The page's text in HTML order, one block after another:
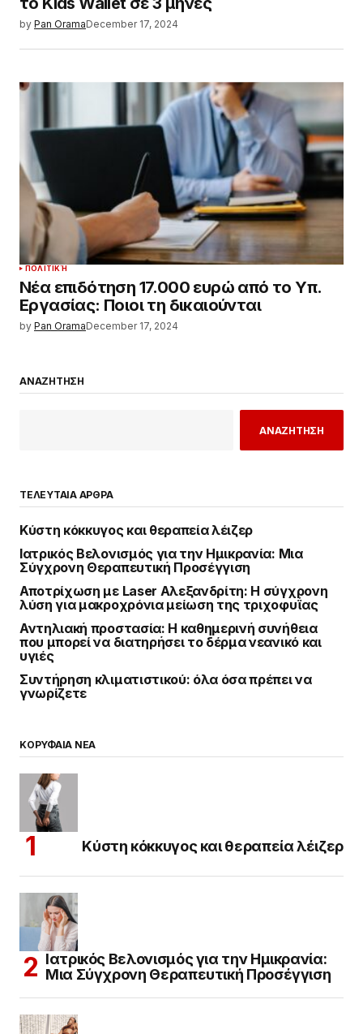
by Pan OramaDecember 17, 2024
ΠΟΛΙΤΙΚΉ
Νέα επιδότηση 17.000 ευρώ από το Υπ.
Εργασίας: Ποιοι τη δικαιούνται
by Pan OramaDecember 17, 2024
ΑΝΑΖΗΤΗΣΗ
ΑΝΑΖΗΤΗΣΗ
ΤΕΛΕΥΤΑΙΑ ΑΡΘΡΑ
Κύστη κόκκυγος και θεραπεία λέιζερ
Ιατρικός Βελονισμός για την Ημικρανία: Μια
Σύγχρονη Θεραπευτική Προσέγγιση
Αποτρίχωση με Laser Αλεξανδρίτη: Η σύγχρονη
λύση για μακροχρόνια μείωση της τριχοφυΐας
Αντηλιακή προστασία: Η καθημερινή συνήθεια
που μπορεί να διατηρήσει το δέρμα νεανικό και
υγιές
Συντήρηση κλιματιστικού: όλα όσα πρέπει να
γνωρίζετε
ΚΟΡΥΦΑΙΑ ΝΕΑ
Κύστη κόκκυγος και θεραπεία λέιζερ
Ιατρικός Βελονισμός για την Ημικρανία:
Μια Σύγχρονη Θεραπευτική Προσέγγιση